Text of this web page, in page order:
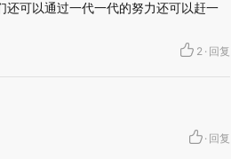
可以通过一代一代的努力还可以赶一
2 · 回复
· 回复